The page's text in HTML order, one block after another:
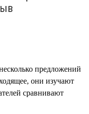
предложений
они изучают
сравнивают